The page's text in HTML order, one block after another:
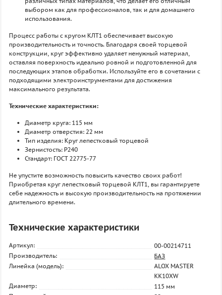
выбором как для профессионалов, так и для домашнего
использования.
Процесс работы с кругом КЛТ1 обеспечивает высокую
производительность и точность. Благодаря своей торцевой
конструкции, круг эффективно удаляет ненужный материал,
оставляя поверхность идеально ровной и подготовленной для
последующих этапов обработки. Используйте его в сочетании с
подходящими электроинструментами для достижения
максимального результата.
Технические характеристики:
Диаметр круга: 115 мм
Диаметр отверстия: 22 мм
Тип изделия: Круг лепестковый торцевой
Зернистость: P240
Стандарт: ГОСТ 22775-77
Не упустите возможность повысить качество своих работ!
Приобретая круг лепестковый торцевой КЛТ1, вы гарантируете
себе надежность и высокую производительность на протяжении
длительного времени.
Технические характеристики
Артикул:
00-00214711
Производитель:
БАЗ
Линейка (модель):
ALOX MASTER
KK10XW
Диаметр:
115 мм